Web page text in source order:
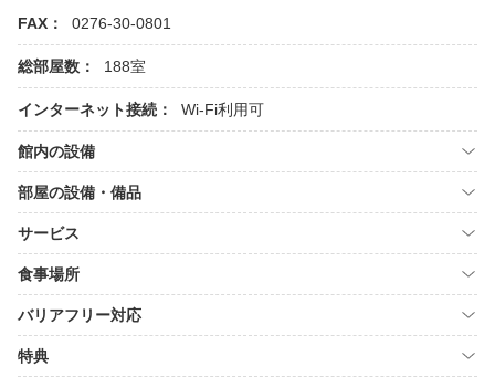
FAX：
0276-30-0801
総部屋数： 188室
インターネット接続： Wi-Fi利用可
館内の設備
部屋の設備・備品
サービス
食事場所
バリアフリー対応
特典